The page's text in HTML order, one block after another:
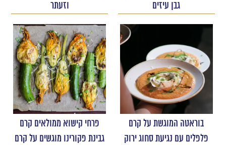
גבן עיזים
וזעתר
בוראטה המוגשת על קרם
פלפלים עם נגיעת סחוג ירוק
פרחי קישוא ממולאים קרם
גבינת פקורינו מוגשים על קרם